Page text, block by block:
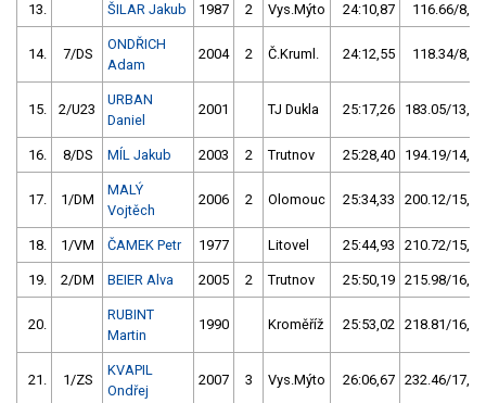
13. ŠILAR Jakub 1987 2 Vys.Mýto 24:10,87 116.66/8,7
14. 7/DS
ONDŘICH
Adam
2004 2 Č.Kruml. 24:12,55 118.34/8,9
15. 2/U23
URBAN
Daniel
2001 TJ Dukla 25:17,26 183.05/13,7
16. 8/DS MÍL Jakub 2003 2 Trutnov 25:28,40 194.19/14,6
17. 1/DM
MALÝ
Vojtěch
2006 2 Olomouc 25:34,33 200.12/15,0
18. 1/VM ČAMEK Petr 1977 Litovel 25:44,93 210.72/15,8
19. 2/DM BEIER Alva 2005 2 Trutnov 25:50,19 215.98/16,2
20.
RUBINT
Martin
1990 Kroměříž 25:53,02 218.81/16,4
21. 1/ZS
KVAPIL
Ondřej
2007 3 Vys.Mýto 26:06,67 232.46/17,4